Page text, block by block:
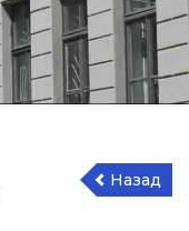
Назад